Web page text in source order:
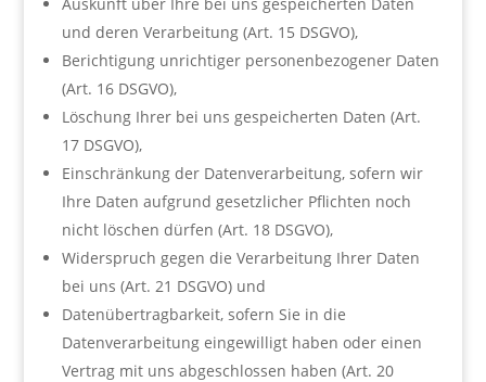
und deren Verarbeitung (Art. 15 DSGVO),
Berichtigung unrichtiger personenbezogener Daten
(Art. 16 DSGVO),
Löschung Ihrer bei uns gespeicherten Daten (Art.
17 DSGVO),
Einschränkung der Datenverarbeitung, sofern wir
Ihre Daten aufgrund gesetzlicher Pflichten noch
nicht löschen dürfen (Art. 18 DSGVO),
Widerspruch gegen die Verarbeitung Ihrer Daten
bei uns (Art. 21 DSGVO) und
Datenübertragbarkeit, sofern Sie in die
Datenverarbeitung eingewilligt haben oder einen
Vertrag mit uns abgeschlossen haben (Art. 20